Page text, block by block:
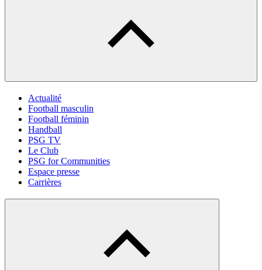
Actualité
Football masculin
Football féminin
Handball
PSG TV
Le Club
PSG for Communities
Espace presse
Carrières